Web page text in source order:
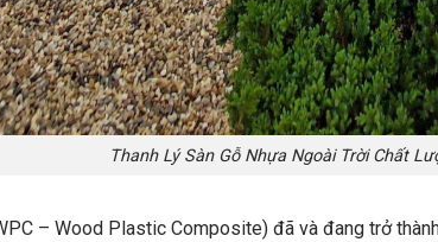
Thanh Lý Sàn Gỗ Nhựa Ngoài Trời Chất
– Wood Plastic Composite) đã và đang trở